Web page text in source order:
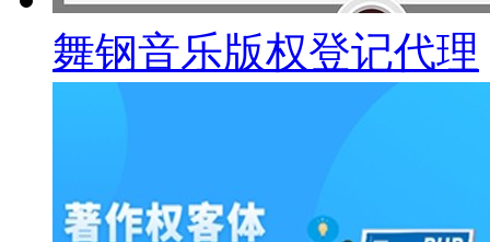
舞钢音乐版权登记代理